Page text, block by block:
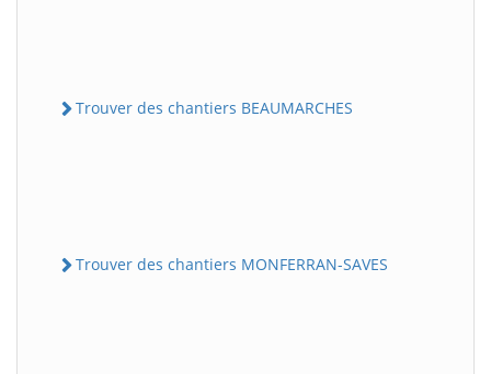
Trouver des chantiers BEAUMARCHES
Trouver des chantiers MONFERRAN-SAVES